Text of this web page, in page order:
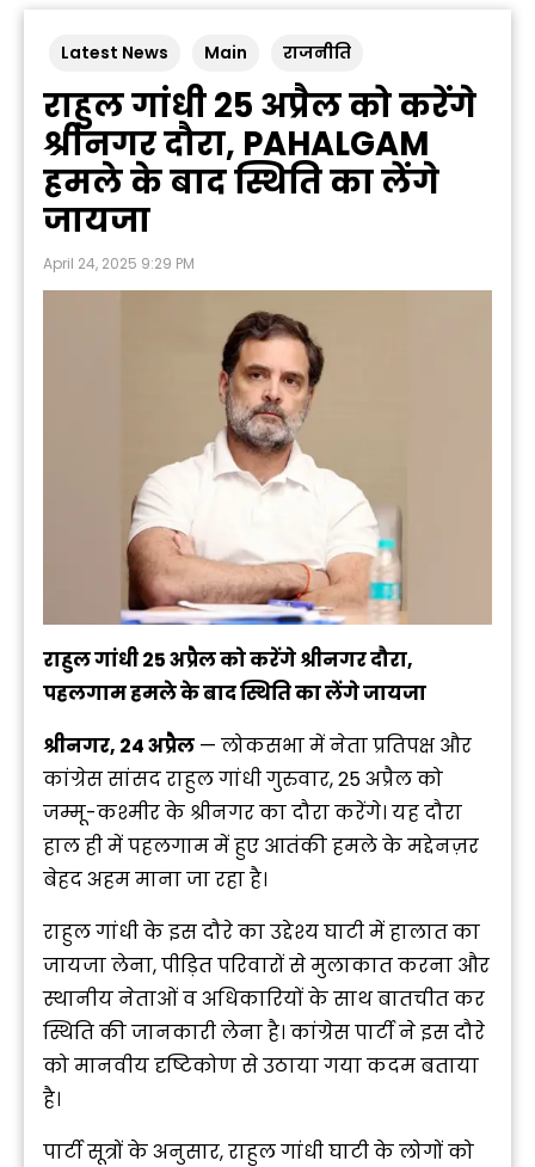
Latest News Main राजनीति
राहुल गांधी 25 अप्रैल को करेंगे
श्रीनगर दौरा, PAHALGAM
हमले के बाद स्थिति का लेंगे
जायजा
April 24, 2025 9:29 PM
राहुल गांधी 25 अप्रैल को करेंगे श्रीनगर दौरा,
पहलगाम हमले के बाद स्थिति का लेंगे जायजा
श्रीनगर, 24 अप्रैल — लोकसभा में नेता प्रतिपक्ष और
कांग्रेस सांसद राहुल गांधी गुरुवार, 25 अप्रैल को
जम्मू-कश्मीर के श्रीनगर का दौरा करेंगे। यह दौरा
हाल ही में पहलगाम में हुए आतंकी हमले के मद्देनज़र
बेहद अहम माना जा रहा है।
राहुल गांधी के इस दौरे का उद्देश्य घाटी में हालात का
जायजा लेना, पीड़ित परिवारों से मुलाकात करना और
स्थानीय नेताओं व अधिकारियों के साथ बातचीत कर
स्थिति की जानकारी लेना है। कांग्रेस पार्टी ने इस दौरे
को मानवीय दृष्टिकोण से उठाया गया कदम बताया
है।
पार्टी सूत्रों के अनुसार, राहुल गांधी घाटी के लोगों को